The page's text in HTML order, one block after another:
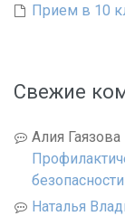
Прием в 10
Свежие
Алия Гаязова
Наталья